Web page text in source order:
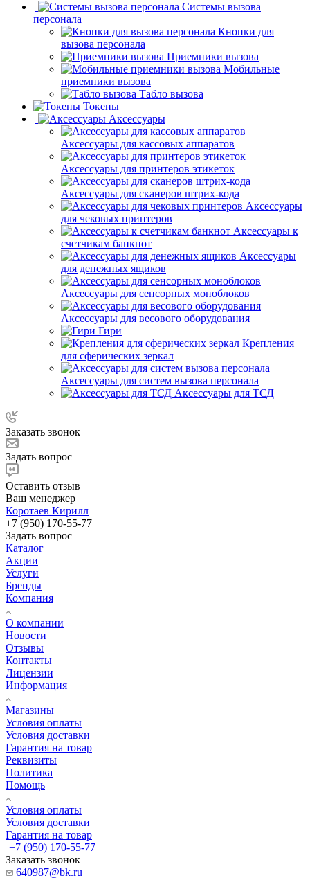
Системы вызова
персонала
Кнопки для
вызова персонала
Приемники вызова
Мобильные
приемники вызова
Табло вызова
Токены
Аксессуары
Аксессуары для кассовых аппаратов
Аксессуары для принтеров этикеток
Аксессуары для сканеров штрих-кода
Аксессуары
для чековых принтеров
Аксессуары к
счетчикам банкнот
Аксессуары
для денежных ящиков
Аксессуары для сенсорных моноблоков
Аксессуары для весового оборудования
Гири
Крепления
для сферических зеркал
Аксессуары для систем вызова персонала
Аксессуары для ТСД
Заказать звонок
Задать вопрос
Оставить отзыв
Ваш менеджер
Коротаев Кирилл
+7 (950) 170-55-77
Задать вопрос
Каталог
Акции
Услуги
Бренды
Компания
О компании
Новости
Отзывы
Контакты
Лицензии
Информация
Магазины
Условия оплаты
Условия доставки
Гарантия на товар
Реквизиты
Политика
Помощь
Условия оплаты
Условия доставки
Гарантия на товар
+7 (950) 170-55-77
Заказать звонок
640987@bk.ru